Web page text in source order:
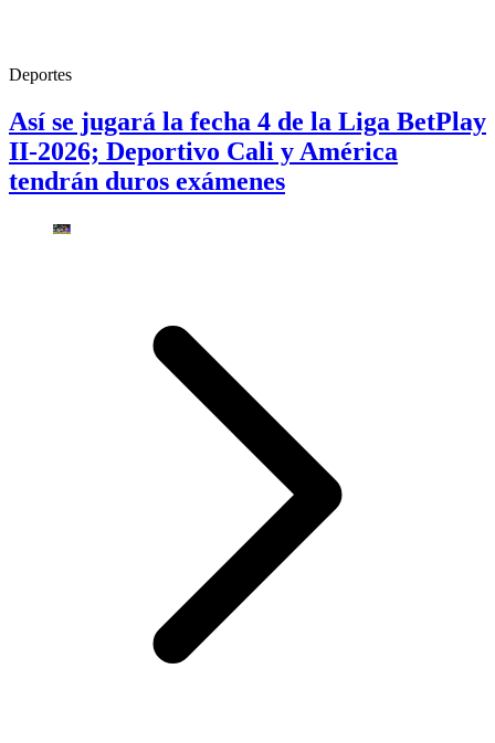
Deportes
Así se jugará la fecha 4 de la Liga BetPlay
II-2026; Deportivo Cali y América
tendrán duros exámenes